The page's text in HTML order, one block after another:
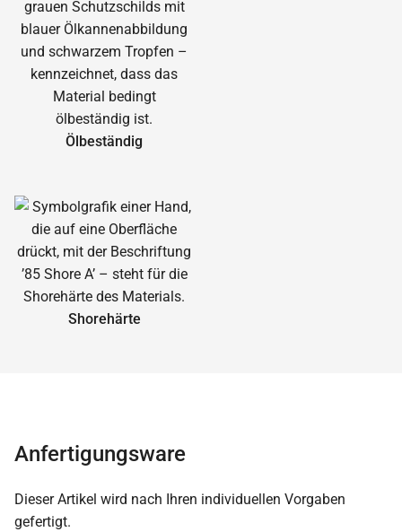
Ölbeständig
Shorehärte
Anfertigungsware
Dieser Artikel wird nach Ihren individuellen Vorgaben
gefertigt.